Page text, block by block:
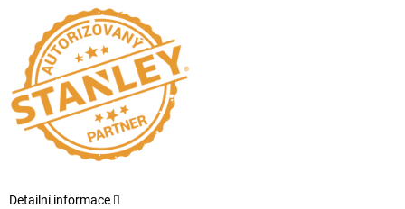
Detailní informace